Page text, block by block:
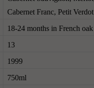
Cabernet Franc, Petit Verdot
18-24 months in French oak
13
1999
750ml